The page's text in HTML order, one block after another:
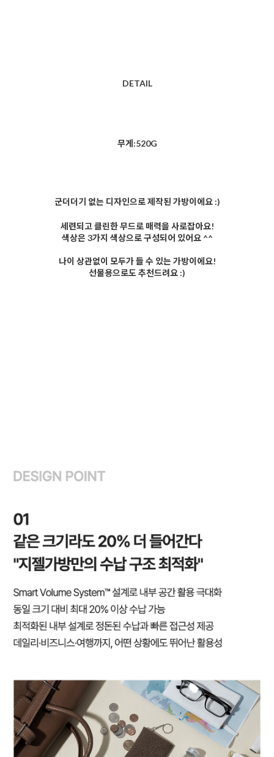
DETAIL
무게:520G
군더더기 없는 디자인으로 제작된 가방이에요 :)
세련되고 클린한 무드로 매력을 사로잡아요!
색상은 3가지 색상으로 구성되어 있어요 ^^
나이 상관없이 모두가 들 수 있는 가방이에요!
선물용으로도 추천드려요 :)